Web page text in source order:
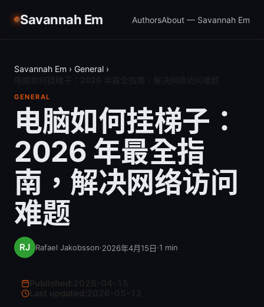
Savannah Em AuthorsAbout — Savannah Em
Savannah Em › General ›
GENERAL
电脑如何挂梯子：
2026 年最全指
南，解决网络访问
难题
Rafael Jakobsson·2026年4月15日·1 min
Last updated: